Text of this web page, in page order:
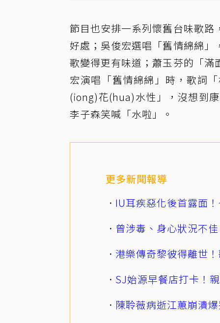
節目也安排一系列懷舊台味歌
好處；吳俊宏選唱「舊情綿綿
歌變得更有味道；蕭玉芬的「滿
宏演唱「舊情綿綿」時，歌詞
(iong)花(hua)水性」，沒想到
李子森笑喊「水啦」。
更多新聞報導
IU耳疾惡化後首露面
曾涉毒、身心狀況不
港樂傳奇黎彼得離世
SJ始源早餐店打卡！
陳聆薇病逝江蕙崩潰